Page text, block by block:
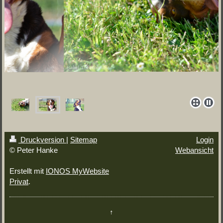
Druckversion | Sitemap
© Peter Hanke
Erstellt mit IONOS MyWebsite
Privat.
Login
Webansicht
↑